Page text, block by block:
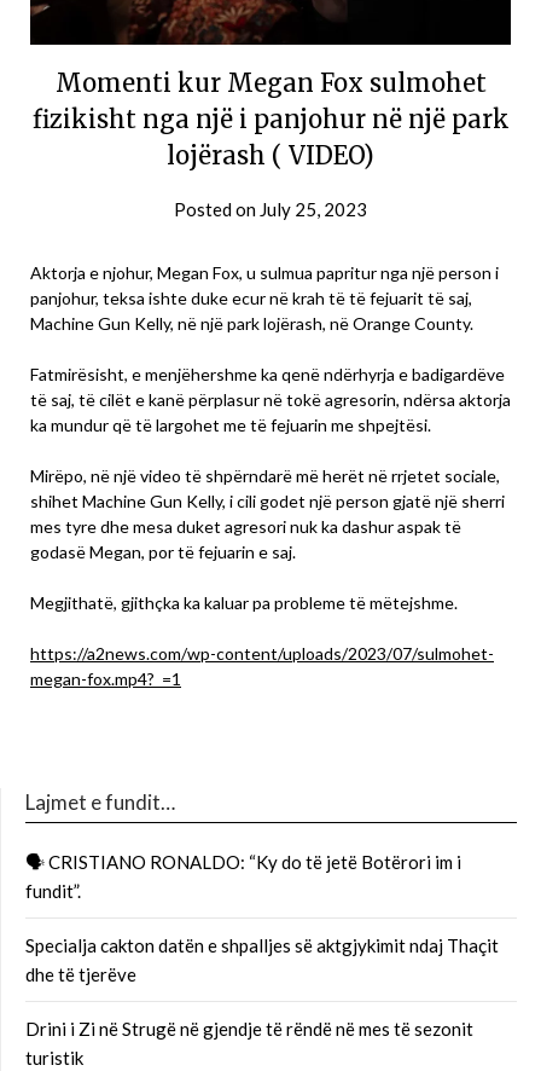
Momenti kur Megan Fox sulmohet
fizikisht nga një i panjohur në një park
lojërash ( VIDEO)
Posted on July 25, 2023
Aktorja e njohur, Megan Fox, u sulmua papritur nga një person i
panjohur, teksa ishte duke ecur në krah të të fejuarit të saj,
Machine Gun Kelly, në një park lojërash, në Orange County.
Fatmirësisht, e menjëhershme ka qenë ndërhyrja e badigardëve
të saj, të cilët e kanë përplasur në tokë agresorin, ndërsa aktorja
ka mundur që të largohet me të fejuarin me shpejtësi.
Mirëpo, në një video të shpërndarë më herët në rrjetet sociale,
shihet Machine Gun Kelly, i cili godet një person gjatë një sherri
mes tyre dhe mesa duket agresori nuk ka dashur aspak të
godasë Megan, por të fejuarin e saj.
Megjithatë, gjithçka ka kaluar pa probleme të mëtejshme.
https://a2news.com/wp-content/uploads/2023/07/sulmohet-
megan-fox.mp4?_=1
Lajmet e fundit…
🗣 CRISTIANO RONALDO: “Ky do të jetë Botërori im i
fundit”.
Specialja cakton datën e shpalljes së aktgjykimit ndaj Thaçit
dhe të tjerëve
Drini i Zi në Strugë në gjendje të rëndë në mes të sezonit
turistik